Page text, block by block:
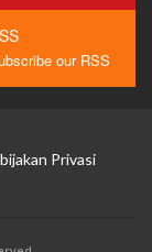
our RSS
Privasi